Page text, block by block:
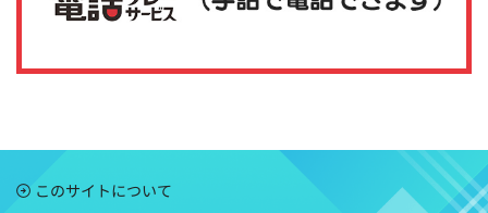
このサイトについて